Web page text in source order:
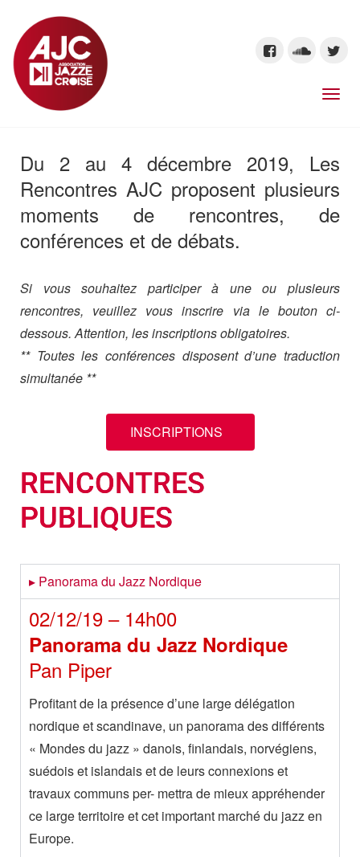
Du 2 au 4 décembre 2019, Les
Rencontres AJC proposent plusieurs
moments de rencontres, de
conférences et de débats.
Si vous souhaitez participer à une ou plusieurs
rencontres, veuillez vous inscrire via le bouton ci-
dessous. Attention, les inscriptions obligatoires.
** Toutes les conférences disposent d’une traduction
simultanée **
INSCRIPTIONS
RENCONTRES
PUBLIQUES
▸ Panorama du Jazz Nordique
02/12/19 – 14h00
Panorama du Jazz Nordique
Pan Piper
Profitant de la présence d’une large délégation
nordique et scandinave, un panorama des différents
« Mondes du jazz » danois, finlandais, norvégiens,
suédois et islandais et de leurs connexions et
travaux communs per- mettra de mieux appréhender
ce large territoire et cet important marché du jazz en
Europe.